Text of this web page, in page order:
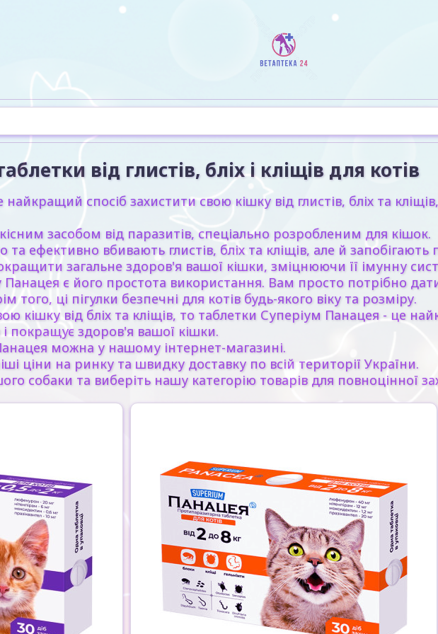
від глистів, бліх і кліщів для котів
спосіб захистити свою кішку від глистів, бліх та
засобом від паразитів, спеціально розробленим для кішок.
та ефективно вбивають глистів, бліх та кліщів, але й
загальне здоров'я вашої кішки, зміцнюючи її імунну
є його простота використання. Вам просто потрібно
того, ці пігулки безпечні для котів будь-якого віку та розміру.
кішку від бліх та кліщів, то таблетки Суперіум Панацея - це
покращує здоров'я вашої кішки.
можна у нашому інтернет-магазині.
ціни на ринку та швидку доставку по всій території України.
собаки та виберіть нашу категорію товарів для повноцінної